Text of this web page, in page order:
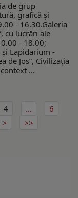
de grup
grafică și
- 16.30.Galeria
cu lucrări ale
- 18.00;
Lapidarium -
de Jos”, Civilizaţia
...
4 ...
6